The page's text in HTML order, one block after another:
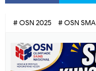
# OSN 2025 # OSN SMA